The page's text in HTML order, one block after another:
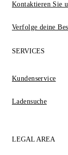
Kontaktieren Sie
Verfolge deine
SERVICES
Kundenservice
Ladensuche
LEGAL AREA